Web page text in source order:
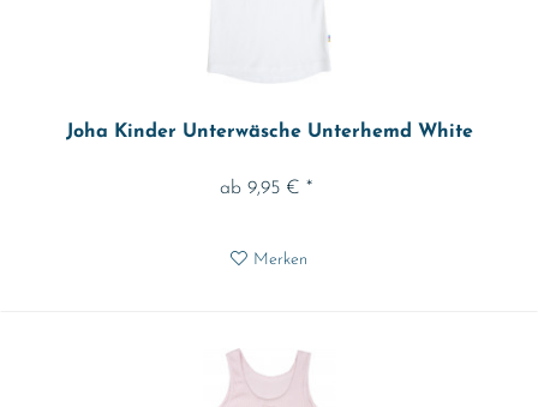
Joha Kinder Unterwäsche Unterhemd White
ab 9,95 € *
Merken